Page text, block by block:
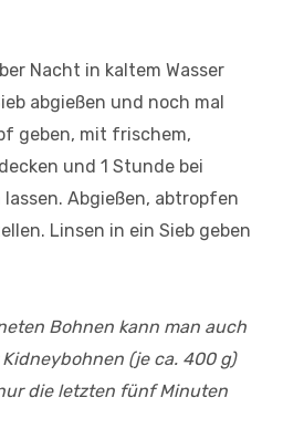
Nacht in kaltem Wasser
abgießen und noch mal
geben, mit frischem,
und 1 Stunde bei
Abgießen, abtropfen
Linsen in ein Sieb geben
Bohnen kann man auch
(je ca. 400 g)
die letzten fünf Minuten